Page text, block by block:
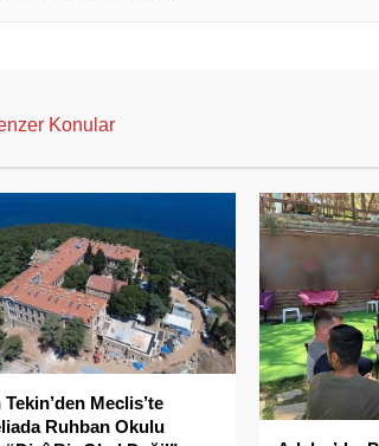
Konular
Tekin’den Meclis’te
Ruhban Okulu